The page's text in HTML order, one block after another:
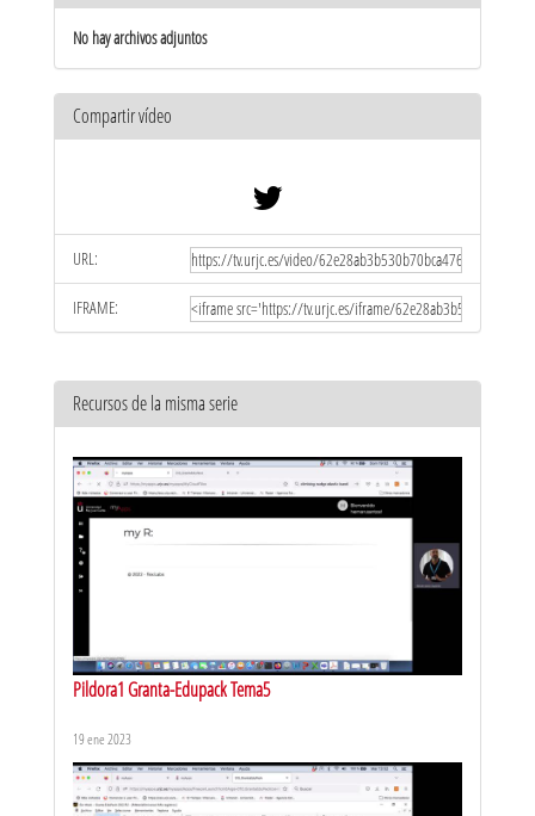
No hay archivos adjuntos
Compartir vídeo
URL:
IFRAME:
Recursos de la misma serie
Pildora1 Granta-Edupack Tema5
19 ene 2023